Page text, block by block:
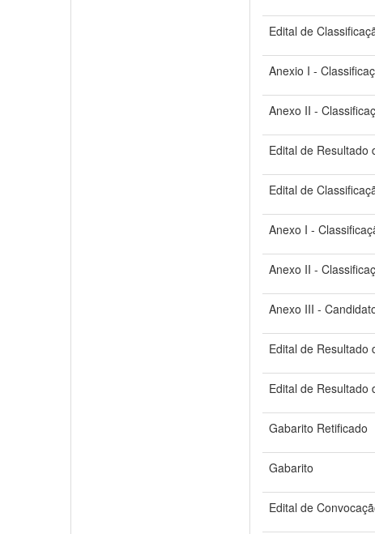
Edital de
Anexio I -
Anexo II -
Edital de Resultado
Edital de
Anexo I -
Anexo II -
Anexo III -
Edital de Resultado
Edital de Resultado
Gabarito Retificado
Gabarito
Edital de